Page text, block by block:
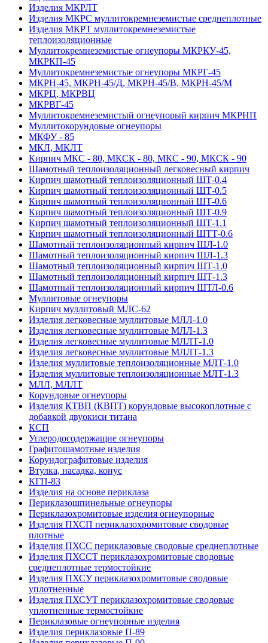
Изделия МКРЛТ
Изделия МКРС муллитокремнеземистые среднеплотные
Изделия МКРТ муллитокремнеземистые
теплоизоляционные
Муллитокремнеземистые огнеупоры МКРКУ-45,
МКРКП-45
Муллитокремнеземистые огнеупоры МКРГ-45
МКРН-45, МКРН-45/Д, МКРН-45/В, МКРН-45/М
МКРЦ, МКРВЦ
МКРВГ-45
Муллитокремнеземистый огнеупорый кирпич МКРНП
Муллито­корундовые огнеупоры
МКФУ - 85
МКЛ, МКЛТ
Кирпич МКС - 80, МКСК - 80, МКС - 90, МКСК - 90
Шамотный тепло­изоляционный легковесный кирпич
Кирпич шамотный теплоизоляционный ШТ-0.4
Кирпич шамотный теплоизоляционный ШТ-0.5
Кирпич шамотный теплоизоляционный ШТ-0.6
Кирпич шамотный теплоизоляционный ШТ-0.9
Кирпич шамотный теплоизоляционный ШТ-1.1
Кирпич шамотный теплоизоляционный ШТТ-0.6
Шамотный теплоизоляционный кирпич ШЛ-1.0
Шамотный теплоизоляционный кирпич ШЛ-1.3
Шамотный теплоизоляционный кирпич ШТ-1.0
Шамотный теплоизоляционный кирпич ШТ-1.3
Шамотный теплоизоляционный кирпич ШТЛ-0.6
Муллитовые огнеупоры
Кирпич муллитовый МЛС-62
Изделия легковесные муллитовые МЛЛ-1.0
Изделия легковесные муллитовые МЛЛ-1.3
Изделия легковесные муллитовые МЛЛТ-1.0
Изделия легковесные муллитовые МЛЛТ-1.3
Изделия муллитовые теплоизоляционные МЛТ-1.0
Изделия муллитовые теплоизоляционные МЛТ-1.3
МЛЛ, МЛЛТ
Корундовые огнеупоры
Изделия КТВП (КВПТ) корундовые высокоплотные с
добавкой двуокиси титана
КСП
Углеродо­содержащие огнеупоры
Графитошамотные изделия
Корундографитовые изделия
Втулка, насадка, конус
КГП-83
Изделия на основе периклаза
Периклазошпинельные огнеупоры
Периклазохромитовые изделия огнеупорные
Изделия ПХСП периклазохромитовые сводовые
плотные
Изделия ПХСС периклазовые сводовые среднеплотные
Изделия ПХССТ периклазохромитовые сводовые
среднеплотные термостойкие
Изделия ПХСУ периклазохромитовые сводовые
уплотненные
Изделия ПХСУТ периклазохромитовые сводовые
уплотненные термостойкие
Периклазовые огнеупорные изделия
Изделия периклазовые П-89